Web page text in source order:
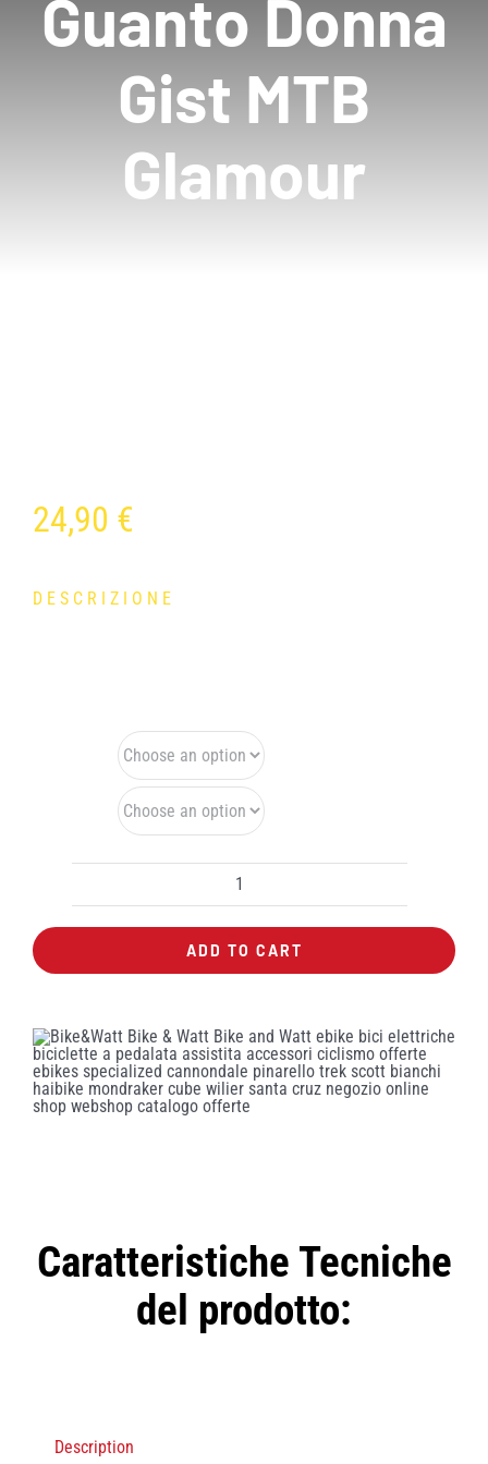
Guanto Donna
Gist MTB
Glamour
24,90 €
DESCRIZIONE
Guanto
Donna
Gist
quantity
ADD TO CART
Caratteristiche Tecniche
del prodotto:
Description